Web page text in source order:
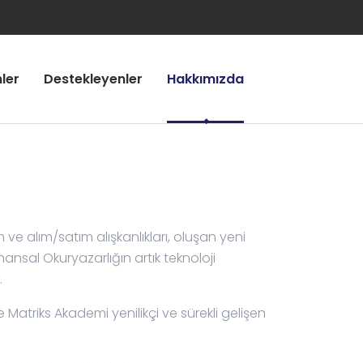
Destekleyenler Hakkımızda
alım/satım alışkanlıkları, oluşan yeni
Okuryazarlığın artık teknoloji
Matriks Akademi yenilikçi ve sürekli gelişen